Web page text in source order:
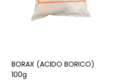
BORAX (ACIDO BORICO)
100g